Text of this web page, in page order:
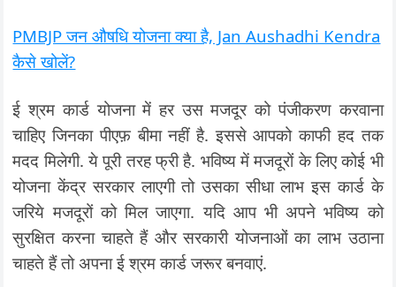
PMBJP जन औषधि योजना क्या है, Jan Aushadhi Kendra
कैसे खोलें?
ई श्रम कार्ड योजना में हर उस मजदूर को पंजीकरण करवाना
चाहिए जिनका पीएफ़ बीमा नहीं है. इससे आपको काफी हद तक
मदद मिलेगी. ये पूरी तरह फ्री है. भविष्य में मजदूरों के लिए कोई भी
योजना केंद्र सरकार लाएगी तो उसका सीधा लाभ इस कार्ड के
जरिये मजदूरों को मिल जाएगा. यदि आप भी अपने भविष्य को
सुरक्षित करना चाहते हैं और सरकारी योजनाओं का लाभ उठाना
चाहते हैं तो अपना ई श्रम कार्ड जरूर बनवाएं.